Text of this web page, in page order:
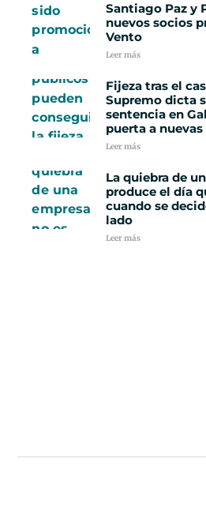
Santiago Paz y
nuevos socios
Vento
Leer más
Fijeza tras el
Supremo dicta
sentencia en
puerta a
Leer más
La quiebra de
produce el día
cuando se
lado
Leer más